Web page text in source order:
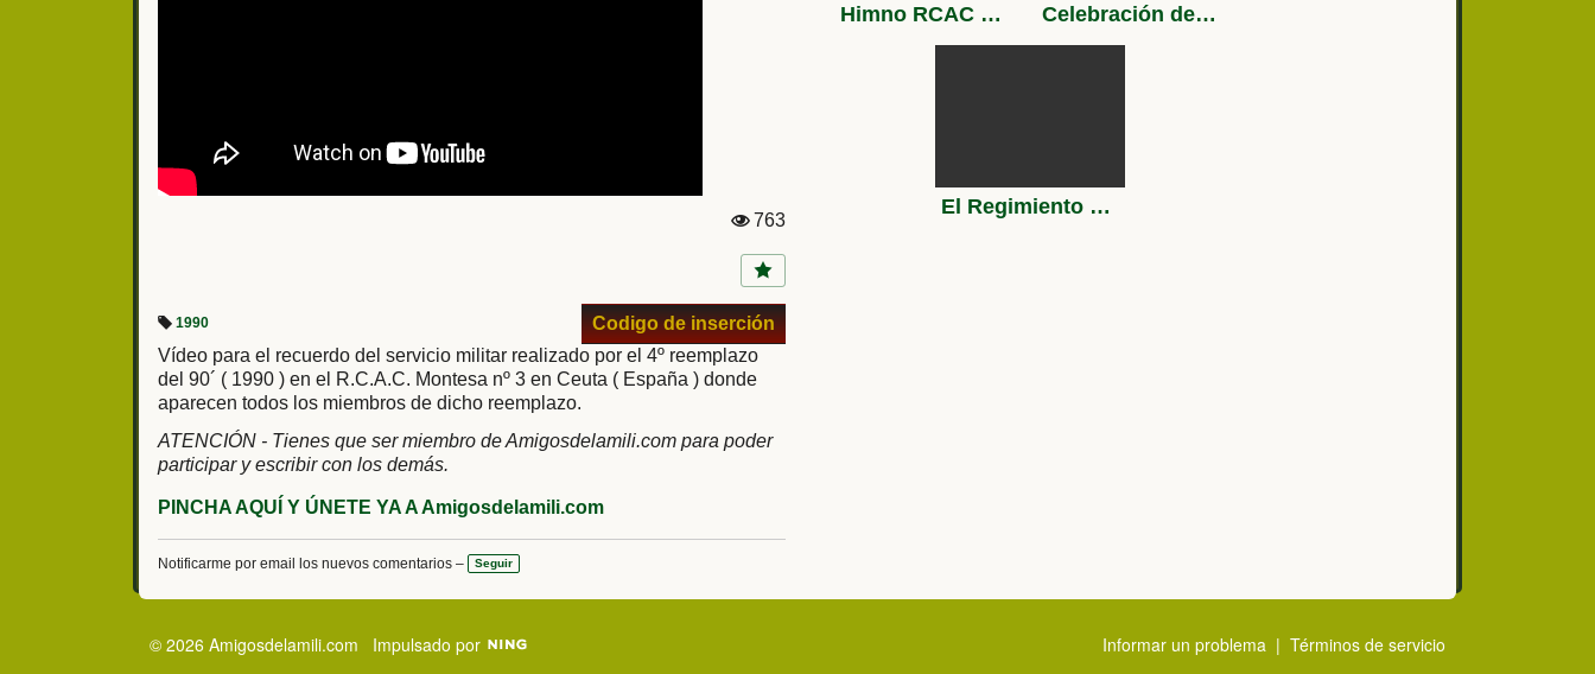
st
763
Codigo de inserción
iq
u
et
a
s:
1990
Vídeo para el recuerdo del servicio militar realizado por el 4º reemplazo
del 90´ ( 1990 ) en el R.C.A.C. Montesa nº 3 en Ceuta ( España ) donde
aparecen todos los miembros de dicho reemplazo.
ATENCIÓN - Tienes que ser miembro de Amigosdelamili.com para poder
participar y escribir con los demás.
PINCHA AQUÍ Y ÚNETE YA A Amigosdelamili.com
Notificarme por email los nuevos comentarios – Seguir
Himno RCAC Montesa Nº 3 Celebración del 310º aniversario del Regimiento de Caballería Montesa nº3
El Regimiento de Caballería Montesa 3 celebra sus 313 años de historia
Informar un problema | Términos de servicio
© 2026 Amigosdelamili.com Impulsado por